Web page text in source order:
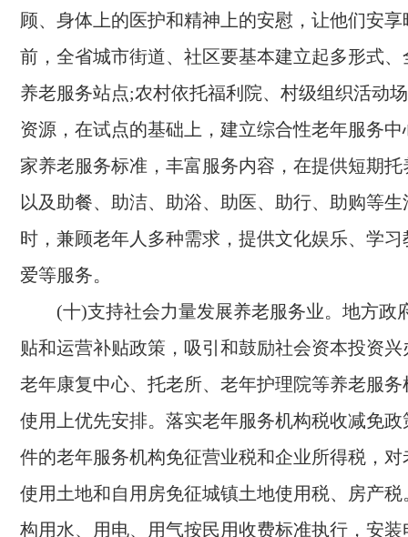
顾、身体上的医护和精神上的安慰，让他们安享
前，全省城市街道、社区要基本建立起多形式
养老服务站点;农村依托福利院、村级组织活动
资源，在试点的基础上，建立综合性老年服务
家养老服务标准，丰富服务内容，在提供短期
以及助餐、助洁、助浴、助医、助行、助购等
时，兼顾老年人多种需求，提供文化娱乐、学
爱等服务。
(十)支持社会力量发展养老服务业。 地方政
贴和运营补贴政策，吸引和鼓励社会资本投资
老年康复中心、托老所、老年护理院等养老服
使用上优先安排。落实老年服务机构税收减免
件的老年服务机构免征营业税和企业所得税，
使用土地和自用房免征城镇土地使用税、房产
构用水、用电、用气按民用收费标准执行，安